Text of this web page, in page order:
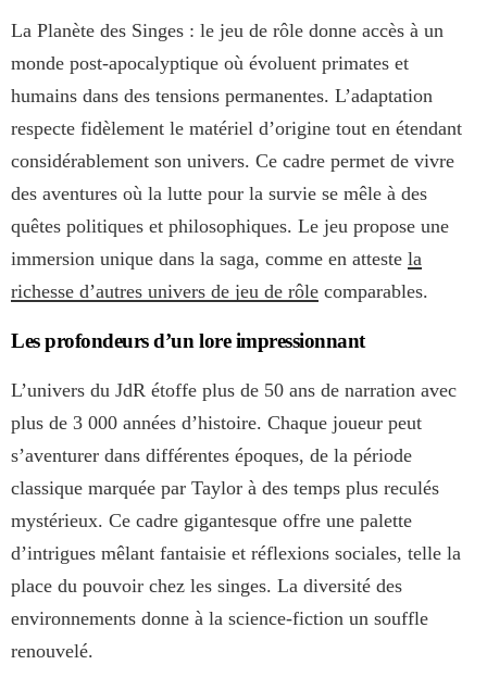
La Planète des Singes : le jeu de rôle donne accès à un
monde post-apocalyptique où évoluent primates et
humains dans des tensions permanentes. L’adaptation
respecte fidèlement le matériel d’origine tout en étendant
considérablement son univers. Ce cadre permet de vivre
des aventures où la lutte pour la survie se mêle à des
quêtes politiques et philosophiques. Le jeu propose une
immersion unique dans la saga, comme en atteste la
richesse d’autres univers de jeu de rôle comparables.
Les profondeurs d’un lore impressionnant
L’univers du JdR étoffe plus de 50 ans de narration avec
plus de 3 000 années d’histoire. Chaque joueur peut
s’aventurer dans différentes époques, de la période
classique marquée par Taylor à des temps plus reculés
mystérieux. Ce cadre gigantesque offre une palette
d’intrigues mêlant fantaisie et réflexions sociales, telle la
place du pouvoir chez les singes. La diversité des
environnements donne à la science-fiction un souffle
renouvelé.